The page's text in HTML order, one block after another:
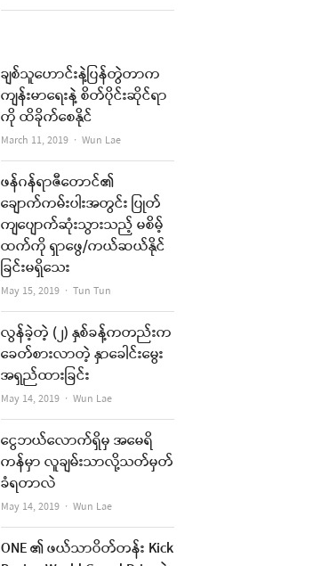
ချစ်သူဟောင်းနဲ့ပြန်တွဲတာက
ကျန်းမာရေးနဲ့ စိတ်ပိုင်းဆိုင်ရာ
ကို ထိခိုက်စေနိုင်
March 11, 2019 Author
Wun Lae
ဖန်ဂန်ရာဇီတောင်၏
ချောက်ကမ်းပါးအတွင်း ပြုတ်
ကျပျောက်ဆုံးသွားသည့် မစိမ့်
ထက်ကို ရှာဖွေ/ကယ်ဆယ်နိုင်
ခြင်းမရှိသေး
May 15, 2019 Author
Tun Tun
လွန်ခဲ့တဲ့ (၂) နှစ်ခန့်ကတည်းက
ခေတ်စားလာတဲ့ နှာခေါင်းမွေး
အရှည်ထားခြင်း
May 14, 2019 Author
Wun Lae
ငွေဘယ်လောက်ရှိမှ အမေရိ
ကန်မှာ လူချမ်းသာလို့သတ်မှတ်
ခံရတာလဲ
May 14, 2019 Author
Wun Lae
ONE ၏ ဖယ်သာဝိတ်တန်း Kick